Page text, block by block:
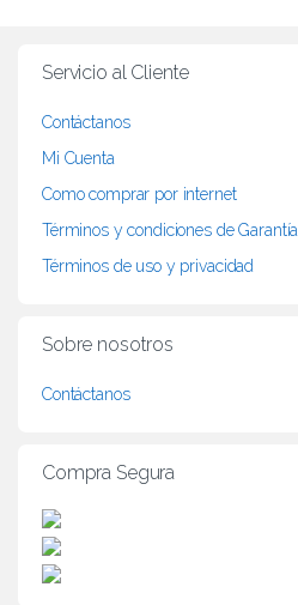
Servicio al Cliente
Contáctanos
Mi Cuenta
Como comprar por internet
Términos y condiciones de Garantía
Términos de uso y privacidad
Sobre nosotros
Contáctanos
Compra Segura